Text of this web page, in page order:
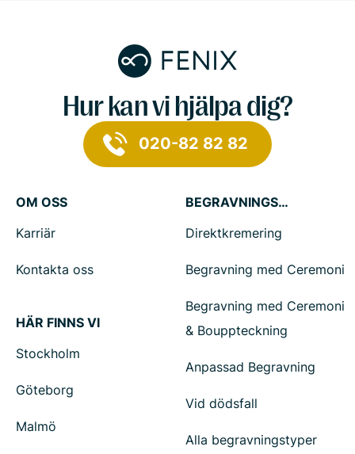
Hur kan vi hjälpa dig?
020-82 82 82
OM OSS
Karriär
Kontakta oss
HÄR FINNS VI
Stockholm
Göteborg
Malmö
BEGRAVNINGSTJÄNSTER
Direktkremering
Begravning med Ceremoni
Begravning med Ceremoni
& Bouppteckning
Anpassad Begravning
Vid dödsfall
Alla begravningstyper